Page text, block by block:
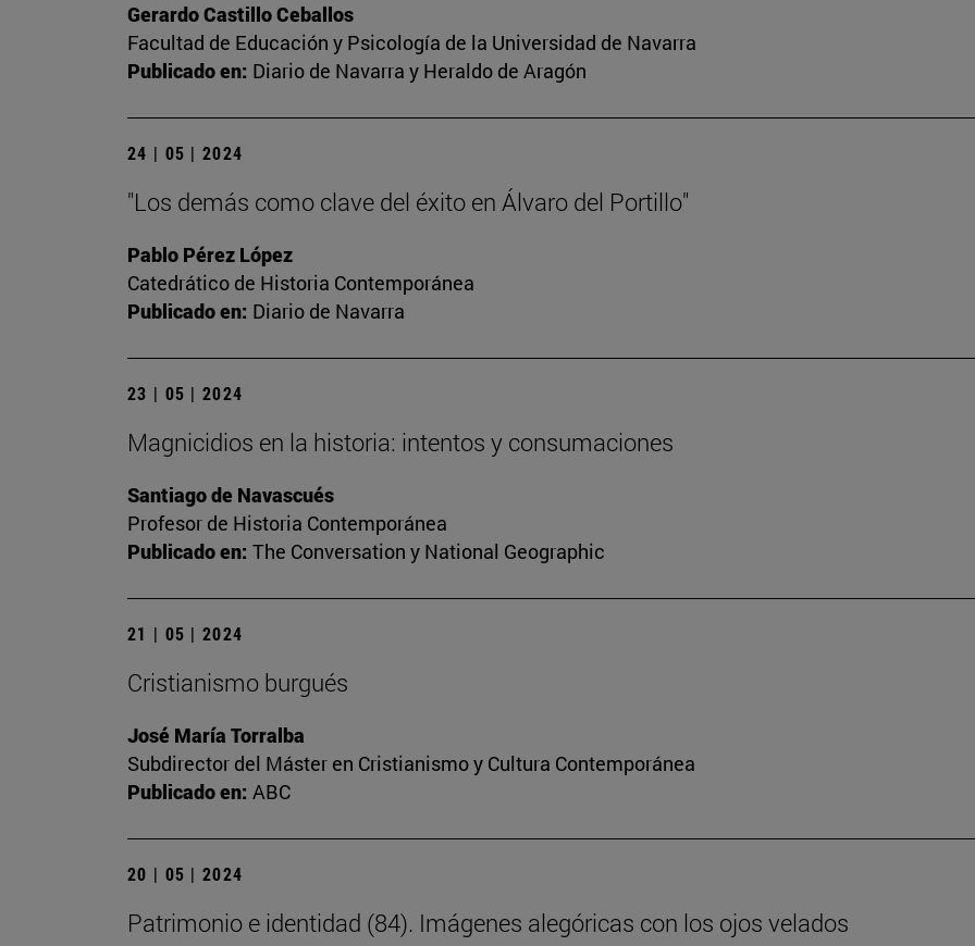
Gerardo Castillo Ceballos
Facultad de Educación y Psicología de la Universidad de Navarra
Publicado en: Diario de Navarra y Heraldo de Aragón
24 | 05 | 2024
"Los demás como clave del éxito en Álvaro del Portillo"
Pablo Pérez López
Catedrático de Historia Contemporánea
Publicado en: Diario de Navarra
23 | 05 | 2024
Magnicidios en la historia: intentos y consumaciones
Santiago de Navascués
Profesor de Historia Contemporánea
Publicado en: The Conversation y National Geographic
21 | 05 | 2024
Cristianismo burgués
José María Torralba
Subdirector del Máster en Cristianismo y Cultura Contemporánea
Publicado en: ABC
20 | 05 | 2024
Patrimonio e identidad (84). Imágenes alegóricas con los ojos velados